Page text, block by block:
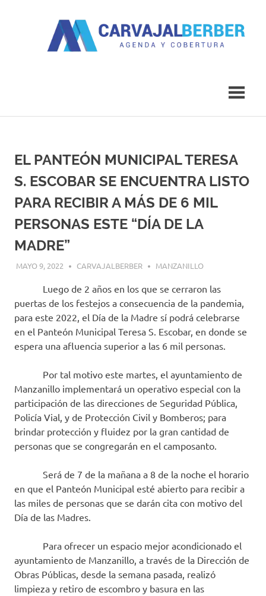
EL PANTEÓN MUNICIPAL TERESA
S. ESCOBAR SE ENCUENTRA LISTO
PARA RECIBIR A MÁS DE 6 MIL
PERSONAS ESTE “DÍA DE LA
MADRE”
MAYO 9, 2022 CARVAJALBERBER MANZANILLO
Luego de 2 años en los que se cerraron las
puertas de los festejos a consecuencia de la pandemia,
para este 2022, el Día de la Madre sí podrá celebrarse
en el Panteón Municipal Teresa S. Escobar, en donde se
espera una afluencia superior a las 6 mil personas.
Por tal motivo este martes, el ayuntamiento de
Manzanillo implementará un operativo especial con la
participación de las direcciones de Seguridad Pública,
Policía Vial, y de Protección Civil y Bomberos; para
brindar protección y fluidez por la gran cantidad de
personas que se congregarán en el camposanto.
Será de 7 de la mañana a 8 de la noche el horario
en que el Panteón Municipal esté abierto para recibir a
las miles de personas que se darán cita con motivo del
Día de las Madres.
Para ofrecer un espacio mejor acondicionado el
ayuntamiento de Manzanillo, a través de la Dirección de
Obras Públicas, desde la semana pasada, realizó
limpieza y retiro de escombro y basura en las